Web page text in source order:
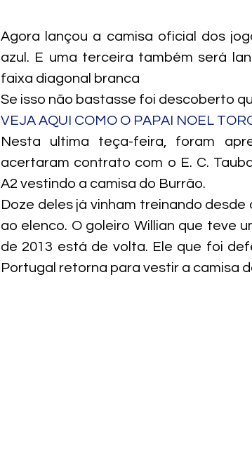
Agora lançou a camisa oficial dos
azul. E uma terceira também será
faixa diagonal branca
Se isso não bastasse foi descoberto
VEJA AQUI COMO O PAPAI NOEL
Nesta ultima teça-feira, foram
acertaram contrato com o E. C.
A2 vestindo a camisa do Burrão.
Doze deles já vinham treinando
ao elenco. O goleiro Willian que teve
de 2013 está de volta. Ele que foi
Portugal retorna para vestir a camisa